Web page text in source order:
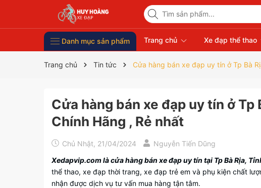
Danh mục sản phẩm Trang chủ Xe đạp thể thao
Trang chủ Tin tức Cửa hàng bán xe đạp uy tín ở Tp Bà
Cửa hàng bán xe đạp uy tín ở Tp
Chính Hãng , Rẻ nhất
Chủ Nhật, 21/04/2024
Nguyễn Tiến Dũng
Xedapvip.com là cửa hàng bán xe đạp uy tín tại Tp Bà Rịa,
thể thao, xe đạp thời trang, xe đạp trẻ em và phụ kiện chất
nhận được dịch vụ tư vấn mua hàng tận tâm.